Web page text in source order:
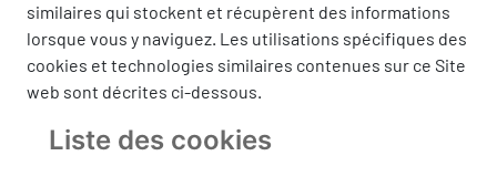
similaires qui stockent et récupèrent des informations
lorsque vous y naviguez. Les utilisations spécifiques des
cookies et technologies similaires contenues sur ce Site
web sont décrites ci-dessous.
Liste des cookies